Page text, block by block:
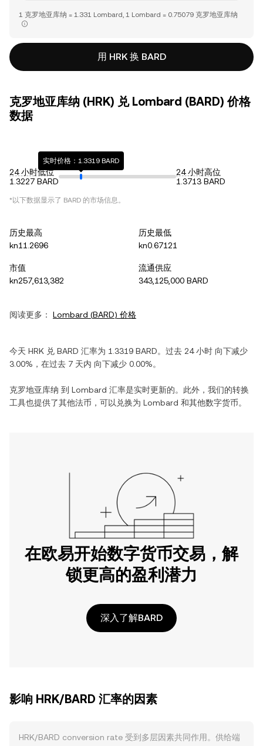
1 克罗地亚库纳 = 1.331 Lombard, 1 Lombard = 0.75079 克罗地亚库纳
用 HRK 换 BARD
克罗地亚库纳 (HRK) 兑 Lombard (BARD) 价格
数据
24 小时低位
1.3227 BARD
实时价格：1.3319 BARD
24 小时高位
1.3713 BARD
*以下数据显示了 BARD 的市场信息。
历史最高
kn11.2696
历史最低
kn0.67121
市值
kn257,613,382
流通供应
343,125,000 BARD
阅读更多： Lombard (BARD) 价格
今天 HRK 兑 BARD 汇率为 1.3319 BARD。过去 24 小时 向下减少
3.00% ，在过去 7 天内 向下减少 0.00%。
克罗地亚库纳 到 Lombard 汇率是实时更新的。此外，我们的转换
工具也提供了其他法币，可以兑换为 Lombard 和其他数字货币。
在欧易开始数字货币交易，解
锁更高的盈利潜力
深入了解BARD
影响 HRK/BARD 汇率的因素
HRK/BARD conversion rate 受到多层因素共同作用。供给端